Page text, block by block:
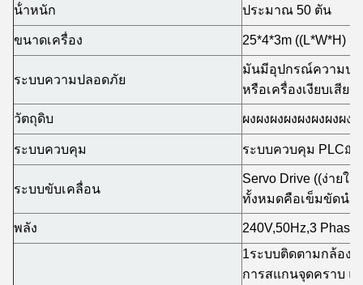
น้ําหนัก ประมาณ 50 ตัน
ขนาดเครื่อง 25*4*3m ((L*W*H)
ระบบความปลอดภัย
มันมีอุปกรณ์ความปล
หรือเครื่องเงียบเสียง.
วัตถุดิบ
ผงผงผงผงผงผงผงผง
ระบบควบคุม ระบบควบคุม PLCมิต
ระบบขับเคลื่อน
Servo Drive ((ง่ายใ
ทั้งหมดคือเข็มขัดนํา
พลัง
240V,50Hz,3 Phase
1ระบบติดตามกล้อง
การสแกนจุดคราบ แ